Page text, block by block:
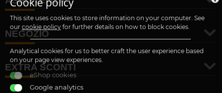
NEGOZIO
EXTRA SCONTI
This site uses cookies to store information on your computer. See
our cookie policy for further details on how to block cookies.
Analytical cookies for us to better craft the user experience based
on your page view experiences.
eShop cookies
Google analytics